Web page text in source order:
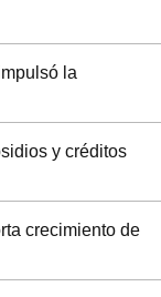
la
y créditos
crecimiento de